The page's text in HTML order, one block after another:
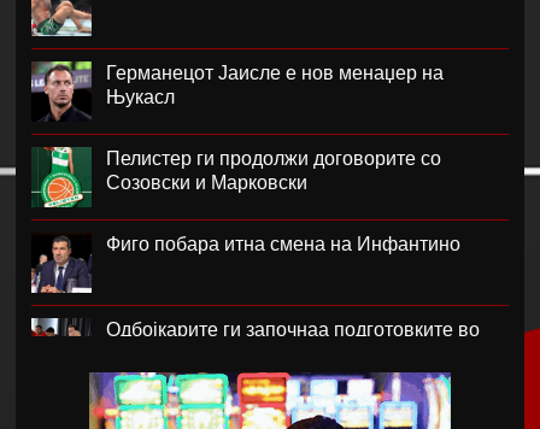
Германецот Јаисле е нов менаџер на
Њукасл
Пелистер ги продолжи договорите со
Созовски и Марковски
Фиго побара итна смена на Инфантино
Одбојкарите ги започнаа подготовките во
РБ Лајпциг го врати голманот Ниланд